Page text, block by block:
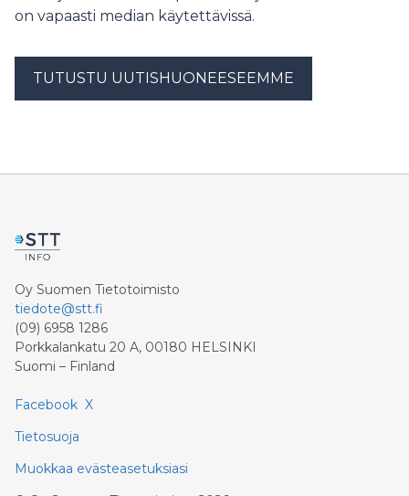
on vapaasti median käytettävissä.
TUTUSTU UUTISHUONEESEEMME
Oy Suomen Tietotoimisto
tiedote@stt.fi
(09) 6958 1286
Porkkalankatu 20 A, 00180 HELSINKI
Suomi – Finland
Facebook X
Tietosuoja
Muokkaa evästeasetuksiasi